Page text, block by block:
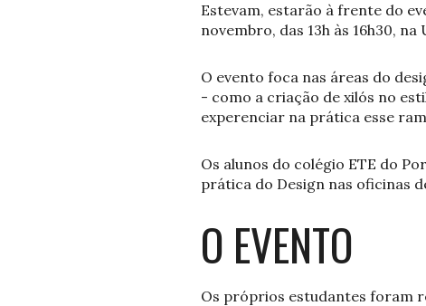
Estevam, estarão à frente do
novembro, das 13h às 16h30, na
O evento foca nas áreas do
- como a criação de xilós no
experenciar na prática esse
Os alunos do colégio ETE do
prática do Design nas oficinas
O EVENTO
Os próprios estudantes foram